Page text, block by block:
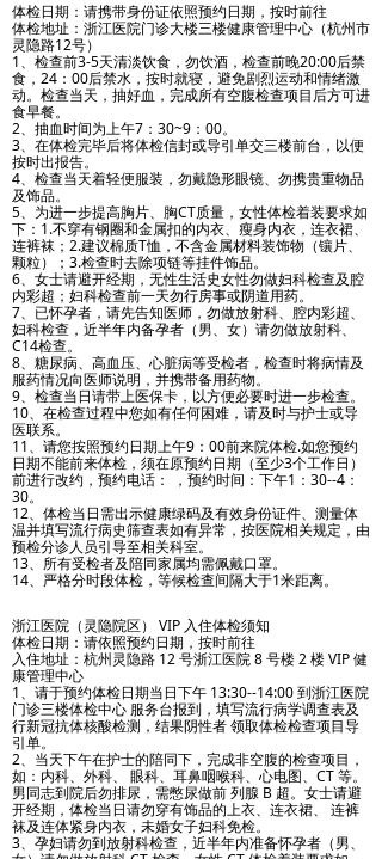
体检日期：请携带身份证依照预约日期，按时前往
体检地址：浙江医院门诊大楼三楼健康管理中心（杭州市
灵隐路12号）
1、检查前3-5天清淡饮食，勿饮酒，检查前晚20:00后禁
食，24：00后禁水，按时就寝，避免剧烈运动和情绪激
动。检查当天，抽好血，完成所有空腹检查项目后方可进
食早餐。
2、抽血时间为上午7：30~9：00。
3、在体检完毕后将体检信封或导引单交三楼前台，以便
按时出报告。
4、检查当天着轻便服装，勿戴隐形眼镜、勿携贵重物品
及饰品。
5、为进一步提高胸片、胸CT质量，女性体检着装要求如
下：1.不穿有钢圈和金属扣的内衣、瘦身内衣，连衣裙、
连裤袜；2.建议棉质T恤，不含金属材料装饰物（镶片、
颗粒）；3.检查时去除项链等挂件饰品。
6、女士请避开经期，无性生活史女性勿做妇科检查及腔
内彩超；妇科检查前一天勿行房事或阴道用药。
7、已怀孕者，请先告知医师，勿做放射科、腔内彩超、
妇科检查，近半年内备孕者（男、女）请勿做放射科、
C14检查。
8、糖尿病、高血压、心脏病等受检者，检查时将病情及
服药情况向医师说明，并携带备用药物。
9、检查当日请带上医保卡，以方便必要时进一步检查。
10、在检查过程中您如有任何困难，请及时与护士或导
医联系。
11、请您按照预约日期上午9：00前来院体检.如您预约
日期不能前来体检，须在原预约日期（至少3个工作日）
前进行改约，预约电话： ，预约时间：下午1：30--4：
30。
12、体检当日需出示健康绿码及有效身份证件、测量体
温并填写流行病史筛查表如有异常，按医院相关规定，由
预检分诊人员引导至相关科室。
13、所有受检者及陪同家属均需佩戴口罩。
14、严格分时段体检，等候检查间隔大于1米距离。
浙江医院（灵隐院区） VIP 入住体检须知
体检日期：请依照预约日期，按时前往
入住地址：杭州灵隐路 12 号浙江医院 8 号楼 2 楼 VIP 健
康管理中心
1、请于预约体检日期当日下午 13:30--14:00 到浙江医院
门诊三楼体检中心 服务台报到，填写流行病学调查表及
行新冠抗体核酸检测，结果阴性者 领取体检检查项目导
引单。
2、当天下午在护士的陪同下，完成非空腹的检查项目，
如：内科、外科、 眼科、耳鼻咽喉科、心电图、CT 等。
男同志到院后勿排尿，需憋尿做前 列腺 B 超。女士请避
开经期，体检当日请勿穿有饰品的上衣、连衣裙、 连裤
袜及连体紧身内衣，未婚女子妇科免检。
3、孕妇请勿到放射科检查，近半年内准备怀孕者（男、